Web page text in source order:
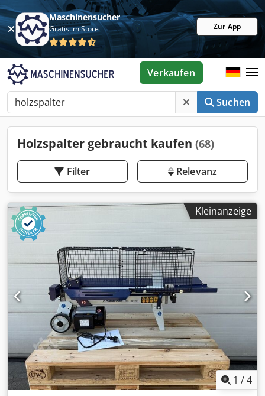
Maschinensucher
Gratis im Store Zur App
Suchen
Verkaufen
Holzspalter gebraucht kaufen (68)
Filter Relevanz
Kleinanzeige
1 /4